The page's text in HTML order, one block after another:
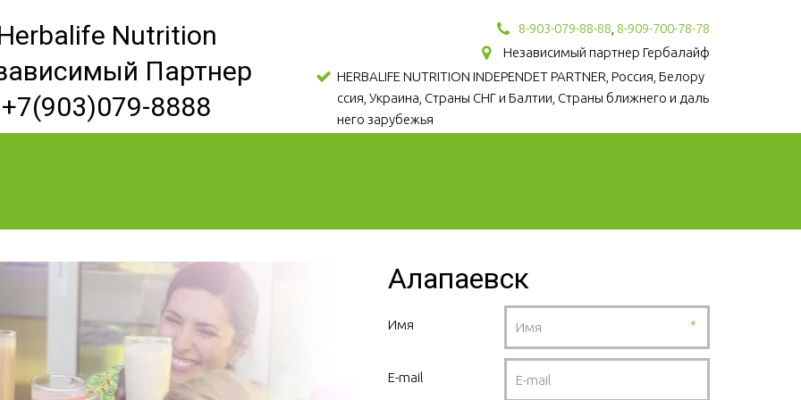
Nutrition
Партнер
+7(903)079-8888
8-903-079-88-88 8-909-700-78-78
Независимый партнер Гербалайф
HERBALIFE NUTRITION INDEPENDET PARTNER, Россия, Белору
ссия, Украина, Страны СНГ и Балтии, Страны ближнего и даль
него зарубежья
Алапаевск
Имя *
E-mail